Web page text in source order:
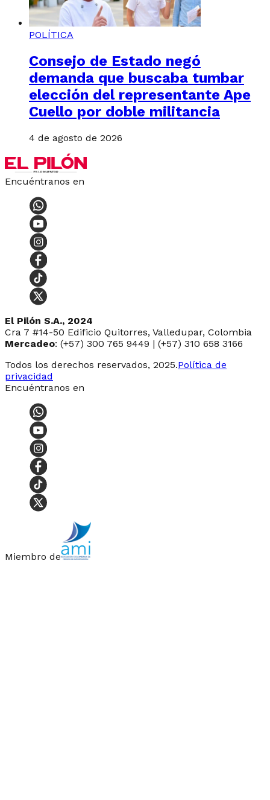
POLÍTICA
Consejo de Estado negó
demanda que buscaba tumbar
elección del representante Ape
Cuello por doble militancia
4 de agosto de 2026
Encuéntranos en
El Pilón S.A., 2024
Cra 7 #14-50 Edificio Quitorres, Valledupar, Colombia
Mercadeo: (+57) 300 765 9449 | (+57) 310 658 3166
Todos los derechos reservados, 2025.Política de
privacidad
Encuéntranos en
Miembro de